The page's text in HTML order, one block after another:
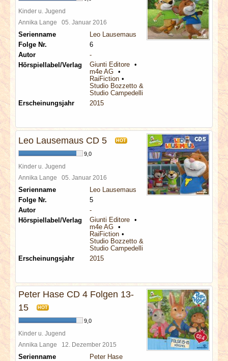
Kinder u. Jugend
Annika Lange 05. Januar 2016
Serienname
Leo Lausemaus
Folge Nr.
6
Autor
-
Hörspiellabel/Verlag
Giunti Editore
m4e AG
RaiFiction
Studio Bozzetto & Co
Studio Campedelli
Erscheinungsjahr
2015
Leo Lausemaus CD 5 HOT
9,0
Kinder u. Jugend
Annika Lange 05. Januar 2016
Serienname
Leo Lausemaus
Folge Nr.
5
Autor
-
Hörspiellabel/Verlag
Giunti Editore
m4e AG
RaiFiction
Studio Bozzetto & Co
Studio Campedelli
Erscheinungsjahr
2015
Peter Hase CD 4 Folgen 13-
15
HOT
9,0
Kinder u. Jugend
Annika Lange 12. Dezember 2015
Serienname
Peter Hase